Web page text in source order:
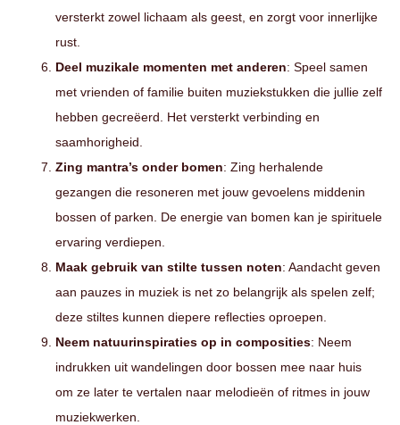
versterkt zowel lichaam als geest, en zorgt voor innerlijke
rust.
Deel muzikale momenten met anderen: Speel samen
met vrienden of familie buiten muziekstukken die jullie zelf
hebben gecreëerd. Het versterkt verbinding en
saamhorigheid.
Zing mantra’s onder bomen: Zing herhalende
gezangen die resoneren met jouw gevoelens middenin
bossen of parken. De energie van bomen kan je spirituele
ervaring verdiepen.
Maak gebruik van stilte tussen noten: Aandacht geven
aan pauzes in muziek is net zo belangrijk als spelen zelf;
deze stiltes kunnen diepere reflecties oproepen.
Neem natuurinspiraties op in composities: Neem
indrukken uit wandelingen door bossen mee naar huis
om ze later te vertalen naar melodieën of ritmes in jouw
muziekwerken.